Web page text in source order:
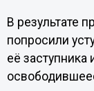
В результате
попросили
её заступника